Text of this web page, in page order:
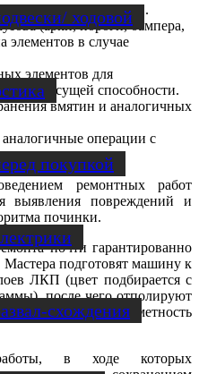
ходовой
покупкой
схождения
несущих элементов.
(арки, пороги, бампера,
элементов в случае
элементов для
и несущей способности.
вмятин и аналогичных
операции с
ремонтных работ
выявления повреждений и
починки.
почти гарантированно
Мастера подготовят машину к
ЛКП (цвет подбирается с
после чего отполируют
незаметность
в ходе которых